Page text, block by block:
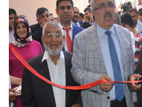
Ekonomi
Yaşam
Spor
EĞİTİM